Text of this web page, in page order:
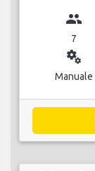
group
7
miscellaneous_services
Manuale